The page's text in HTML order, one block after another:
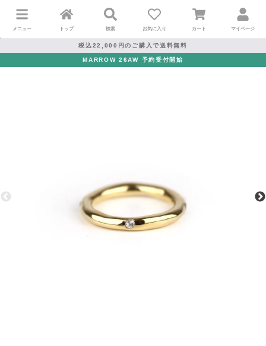
メニュー トップ 検索 お気に入り カート マイページ
税込22,000円のご購入で送料無料
MARROW 26AW 予約受付開始